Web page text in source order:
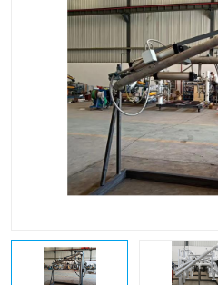
液氨装鹤管
流体装卸臂
撬装鹤管